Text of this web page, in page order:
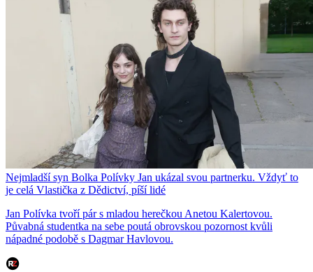
Nejmladší syn Bolka Polívky Jan ukázal svou partnerku. Vždyť to
je celá Vlastička z Dědictví, píší lidé
Jan Polívka tvoří pár s mladou herečkou Anetou Kalertovou.
Půvabná studentka na sebe poutá obrovskou pozornost kvůli
nápadné podobě s Dagmar Havlovou.